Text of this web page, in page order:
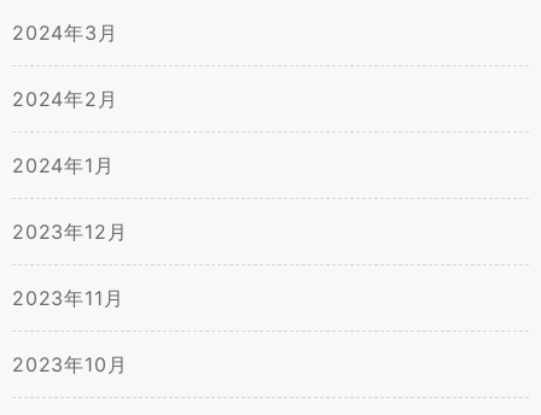
2024年3月
2024年2月
2024年1月
2023年12月
2023年11月
2023年10月